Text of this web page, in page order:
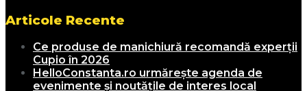
Articole Recente
Ce produse de manichiură recomandă experții
Cupio în 2026
HelloConstanta.ro urmărește agenda de
evenimente și noutățile de interes local